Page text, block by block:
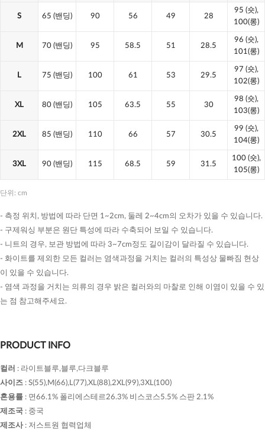
S 65 (밴딩) 90 56 49 28
95 (숏),
100(롱)
M 70 (밴딩) 95 58.5 51 28.5
96 (숏),
101(롱)
L 75 (밴딩) 100 61 53 29.5
97 (숏),
102(롱)
XL 80 (밴딩) 105 63.5 55 30
98 (숏),
103(롱)
2XL 85 (밴딩) 110 66 57 30.5
99 (숏),
104(롱)
3XL 90 (밴딩) 115 68.5 59 31.5
100 (숏),
105(롱)
단위: cm
- 측정 위치, 방법에 따라 단면 1~2cm, 둘레 2~4cm의 오차가 있을 수 있습니다.
- 구제워싱 부분은 원단 특성에 따라 수축되어 보일 수 있습니다.
- 니트의 경우, 보관 방법에 따라 3~7cm정도 길이감이 달라질 수 있습니다.
- 화이트를 제외한 모든 컬러는 염색과정을 거치는 컬러의 특성상 물빠짐 현상
이 있을 수 있습니다.
- 염색 과정을 거치는 의류의 경우 밝은 컬러와의 마찰로 인해 이염이 있을 수 있
는 점 참고해주세요.
PRODUCT INFO
컬러 : 라이트블루,블루,다크블루
사이즈 : S(55),M(66),L(77),XL(88),2XL(99),3XL(100)
혼용률 : 면66.1% 폴리에스테르26.3% 비스코스5.5% 스판 2.1%
제조국 : 중국
제조사: 저스트원 협력업체